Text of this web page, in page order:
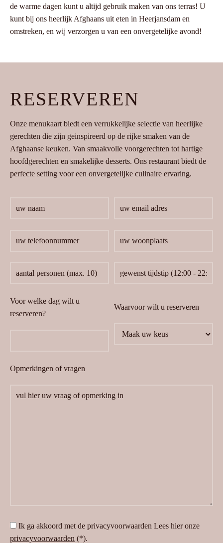
de warme dagen kunt u altijd gebruik maken van ons terras! U
kunt bij ons heerlijk Afghaans uit eten in Heerjansdam en
omstreken, en wij verzorgen u van een onvergetelijke avond!
RESERVEREN
Onze menukaart biedt een verrukkelijke selectie van heerlijke
gerechten die zijn geinspireerd op de rijke smaken van de
Afghaanse keuken. Van smaakvolle voorgerechten tot hartige
hoofdgerechten en smakelijke desserts. Ons restaurant biedt de
perfecte setting voor een onvergetelijke culinaire ervaring.
Voor welke dag wilt u
reserveren?
Waarvoor wilt u reserveren
Opmerkingen of vragen
Ik ga akkoord met de privacyvoorwaarden Lees hier onze
privacyvoorwaarden (*).